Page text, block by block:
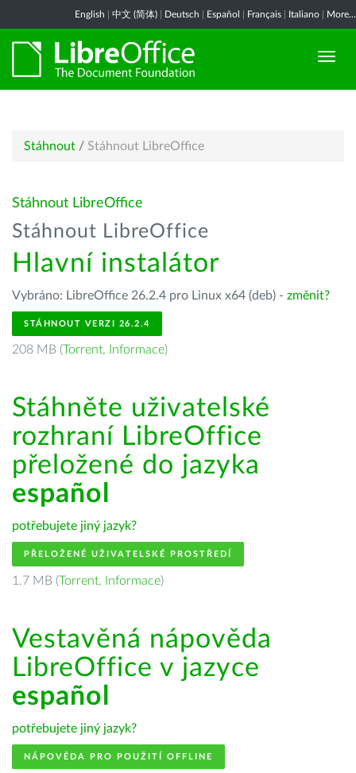
English 中文 (简体) Deutsch Español Français Italiano More...
Stáhnout / Stáhnout LibreOffice
Stáhnout LibreOffice
Stáhnout LibreOffice
Hlavní instalátor
Vybráno: LibreOffice 26.2.4 pro Linux x64 (deb) - změnit?
STÁHNOUT VERZI 26.2.4
208 MB (Torrent, Informace)
Stáhněte uživatelské
rozhraní LibreOffice
přeložené do jazyka
español
potřebujete jiný jazyk?
PŘELOŽENÉ UŽIVATELSKÉ PROSTŘEDÍ
1.7 MB (Torrent, Informace)
Vestavěná nápověda
LibreOffice v jazyce
español
potřebujete jiný jazyk?
NÁPOVĚDA PRO POUŽITÍ OFFLINE